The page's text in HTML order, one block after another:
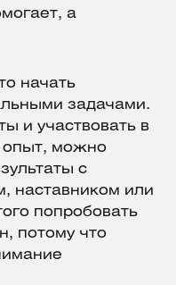
а
начать
задачами.
и участвовать в
опыт, можно
с
наставником или
попробовать
потому что